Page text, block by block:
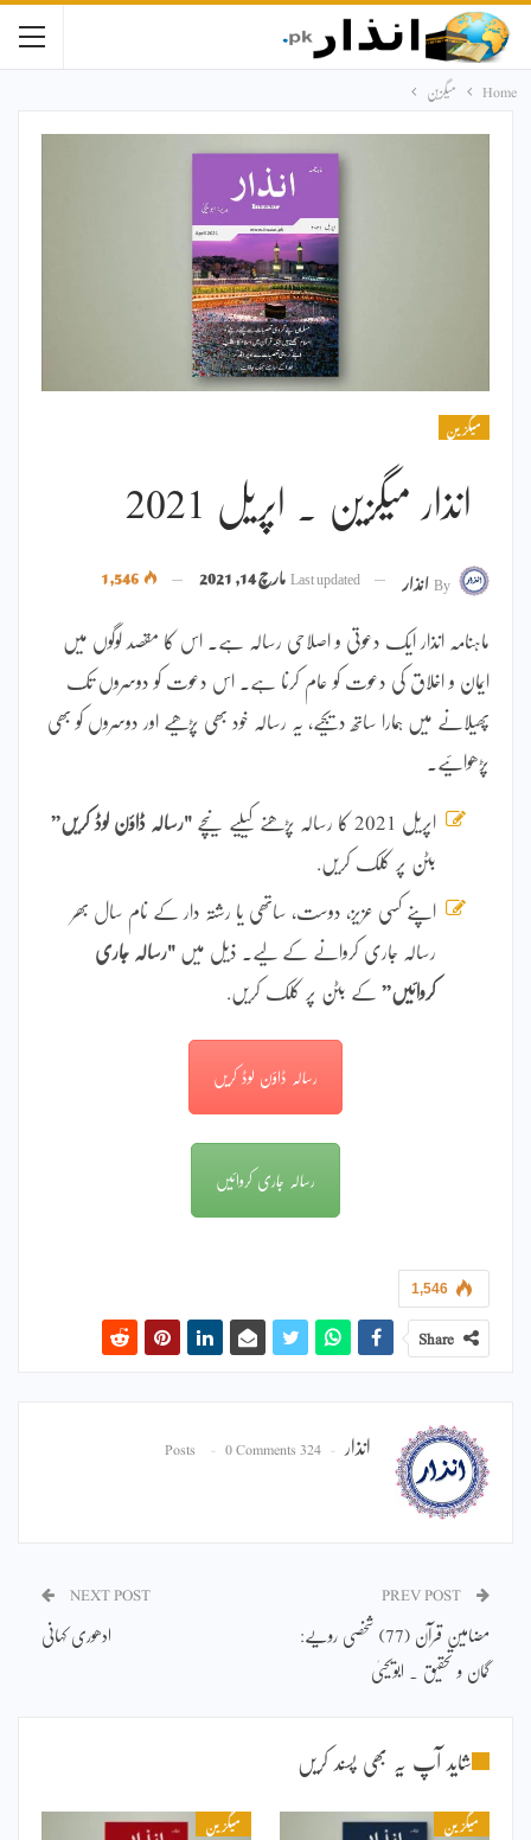
Home میگزین
میگزین
انذار میگزین ۔ اپریل 2021
Byانذار Last updatedمارچ 14, 2021
ماہنامہ انذار ایک دعوتی و اصلاحی رسالہ ہے۔ اس کا مقصد لوگوں میں
ایمان و اخلاق کی دعوت کو عام کرنا ہے۔ اس دعوت کو دوسروں تک
پھیلانے میں ہمارا ساتھ دیجیے، یہ رسالہ خود بھی پڑھیے اور دوسروں کو بھی
پڑھوائیے۔
اپریل 2021 کا رسالہ پڑھنے کیلیے نیچے "رسالہ ڈاؤن لوڈ کریں”
بٹن پر کلک کریں.
اپنے کسی عزیز، دوست، ساتھی یا رشتہ دار کے نام سال بھر
رسالہ جاری کروانے کے لیے۔ ذیل میں "رسالہ جاری
کروائیں” کے بٹن پر کلک کریں.
رسالہ ڈاؤن لوڈ کریں
رسالہ جاری کروائیں
1,546
Share
انذار 324 Posts
0 Comments
مضامین قرآن (77) شخصی رویے:
گمان و تحقیق ۔ ابویحییٰ
NEXT POST
ادھوری کہانی
شاید آپ یہ بھی پسند کریں
میگزین میگزین